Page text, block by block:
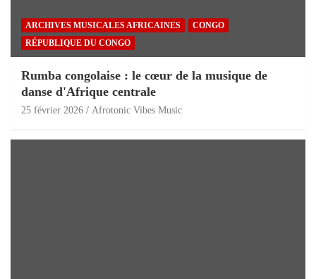
ARCHIVES MUSICALES AFRICAINES
CONGO
RÉPUBLIQUE DU CONGO
Rumba congolaise : le cœur de la musique de
danse d'Afrique centrale
25 février 2026 Afrotonic Vibes Music